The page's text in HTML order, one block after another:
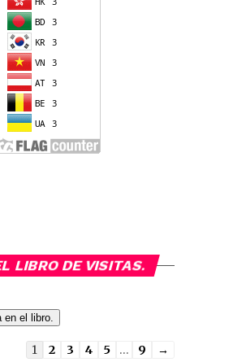
LIBRO DE VISITAS.
Guestbook
1 2 3 4 5 ... 9
→